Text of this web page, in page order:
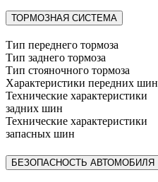
ТОРМОЗНАЯ СИСТЕМА
Тип переднего тормоза
Тип заднего тормоза
Тип стояночного тормоза
Характеристики передних шин
Технические характеристики
задних шин
Технические характеристики
запасных шин
БЕЗОПАСНОСТЬ АВТОМОБИЛЯ